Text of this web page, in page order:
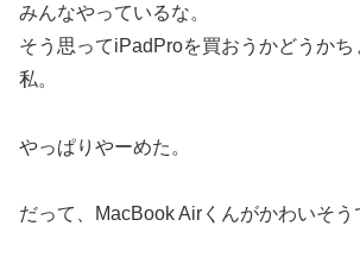
みんなやっているな。
そう思ってiPadProを買おうかどうかち
私。
やっぱりやーめた。
だって、MacBook Airくんがかわいそう